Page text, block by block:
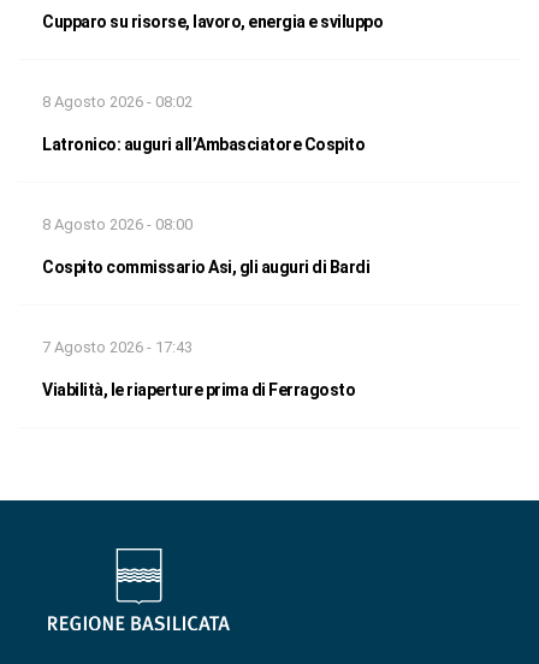
Cupparo su risorse, lavoro, energia e sviluppo
8 Agosto 2026 - 08:02
Latronico: auguri all’Ambasciatore Cospito
8 Agosto 2026 - 08:00
Cospito commissario Asi, gli auguri di Bardi
7 Agosto 2026 - 17:43
Viabilità, le riaperture prima di Ferragosto